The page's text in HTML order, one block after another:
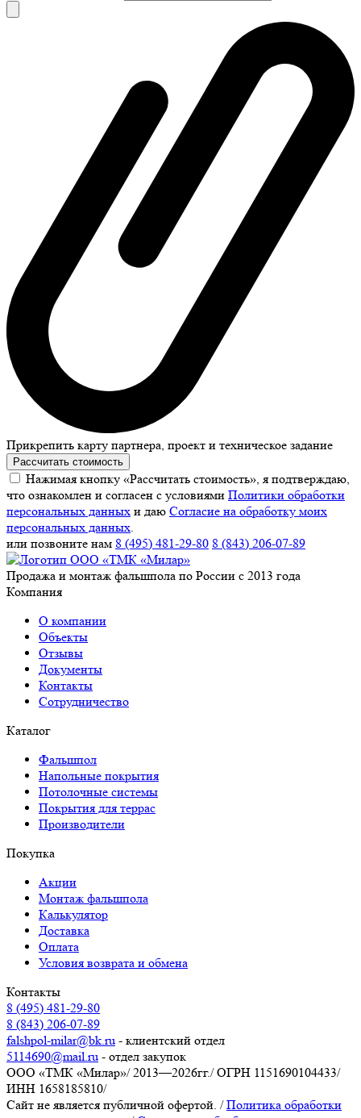
Прикрепить карту партнера, проект и техническое задание
Рассчитать стоимость
Нажимая кнопку «Рассчитать стоимость», я подтверждаю,
что ознакомлен и согласен с условиями Политики обработки
персональных данных и даю Согласие на обработку моих
персональных данных.
или позвоните нам 8 (495) 481-29-80 8 (843) 206-07-89
Продажа и монтаж фальшпола по России с 2013 года
Компания
О компании
Объекты
Отзывы
Документы
Контакты
Сотрудничество
Каталог
Фальшпол
Напольные покрытия
Потолочные системы
Покрытия для террас
Производители
Покупка
Акции
Монтаж фальшпола
Калькулятор
Доставка
Оплата
Условия возврата и обмена
Контакты
8 (495) 481-29-80
8 (843) 206-07-89
falshpol-milar@bk.ru - клиентский отдел
5114690@mail.ru - отдел закупок
ООО «ТМК «Милар»/ 2013—2026гг./ОГРН 1151690104433/
ИНН 1658185810/
Сайт не является публичной офертой. / Политика обработки